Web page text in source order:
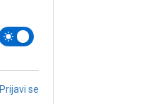
Prijavi se